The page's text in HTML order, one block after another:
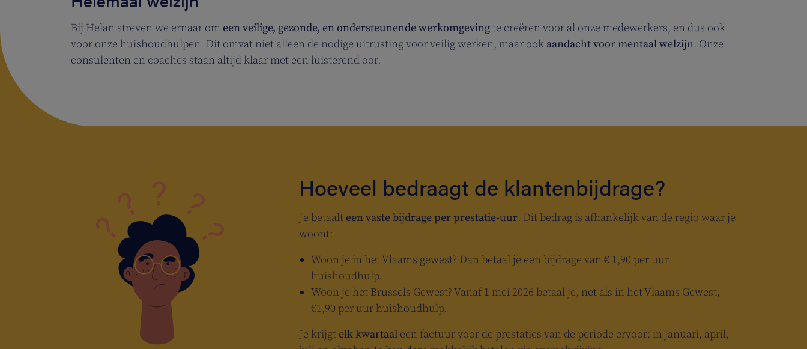
Bij Helan streven we ernaar om een veilige, gezonde, en ondersteunende werkomgevingte creëren voor al onze medewerkers, en dus ook
voor onze huishoudhulpen. Dit omvat niet alleen de nodige uitrusting voor veilig werken, maar ook aandacht voor mentaal welzijn. Onze
consulenten en coaches staan altijd klaar met een luisterend oor.
Hoeveel bedraagt de klantenbijdrage?
Je betaalt een vaste bijdrage per prestatie-uur. Dit bedrag is afhankelijk van de regio waar je
woont:
Woon je in het Vlaams gewest? Dan betaal je een bijdrage van € 1,90 per uur
huishoudhulp.
Woon je het Brussels Gewest? Vanaf 1 mei 2026 betaal je, net als in het Vlaams Gewest,
€1,90 per uur huishoudhulp.
Je krijgt elk kwartaaleen factuur voor de prestaties van de periode ervoor: in januari, april,